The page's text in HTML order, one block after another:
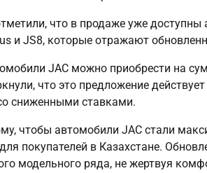
что в продаже уже
и JS8, которые отражают
JAC можно приобрести на
что это предложение
сниженными ставками.
чтобы автомобили JAC стали
покупателей в Казахстане.
модельного ряда, не жертвуя